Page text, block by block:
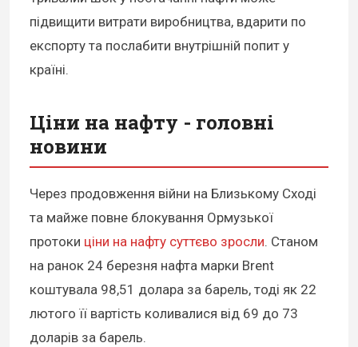
підвищити витрати виробництва, вдарити по
експорту та послабити внутрішній попит у
країні.
Ціни на нафту - головні
новини
Через продовження війни на Близькому Сході
та майже повне блокування Ормузької
протоки ціни на нафту суттєво зросли. Станом
на ранок 24 березня нафта марки Brent
коштувала 98,51 долара за барель, тоді як 22
лютого її вартість коливалися від 69 до 73
доларів за барель.